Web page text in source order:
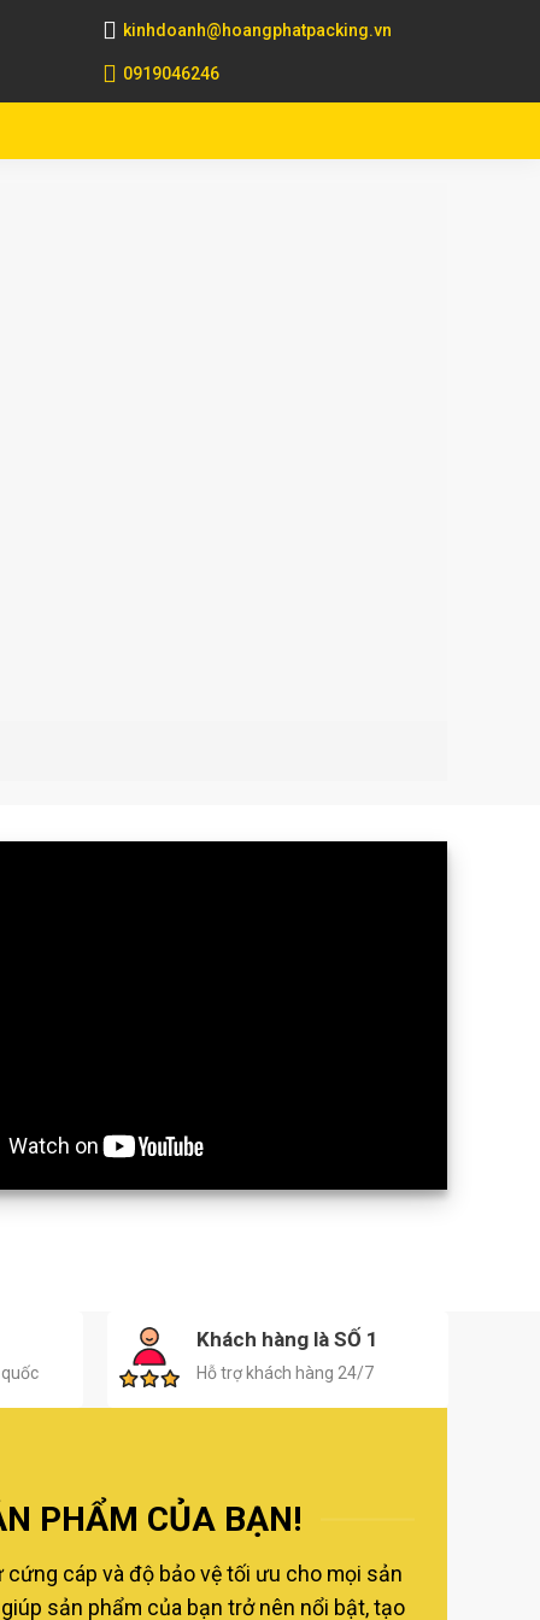
kinhdoanh@hoangphatpacking.vn
0919046246
Khách hàng là SỐ 1
Hỗ trợ khách hàng 24/7
PHẨM CỦA BẠN!
cáp và độ bảo vệ tối ưu cho mọi sản
sản phẩm của bạn trở nên nổi bật, tạo